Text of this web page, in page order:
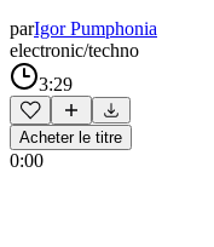
parIgor Pumphonia
electronic/techno
3:29
Acheter le titre
0:00